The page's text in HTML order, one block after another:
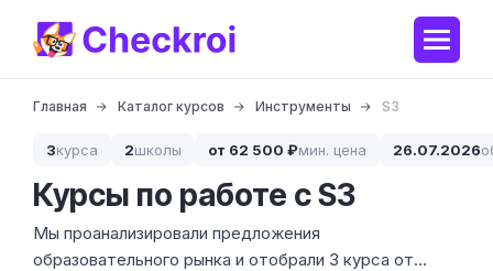
Главная Каталог курсов Инструменты S3
3курса 2школы от 62 500 ₽мин. цена 26.07.2026
Курсы по работе с S3
Мы проанализировали предложения
образовательного рынка и отобрали 3 курса от